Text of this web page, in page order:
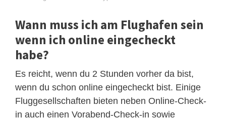
Wann muss ich am Flughafen sein
wenn ich online eingecheckt
habe?
Es reicht, wenn du 2 Stunden vorher da bist,
wenn du schon online eingecheckt bist. Einige
Fluggesellschaften bieten neben Online-Check-
in auch einen Vorabend-Check-in sowie